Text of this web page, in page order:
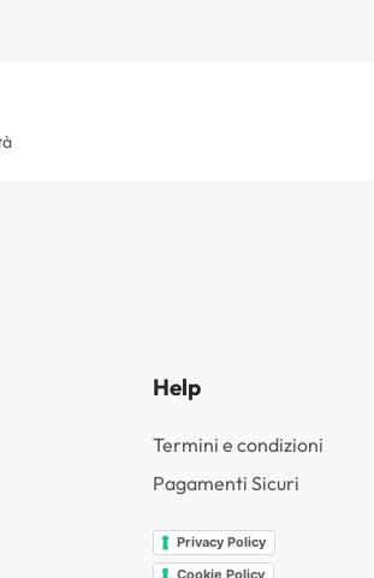
Help
Termini e condizioni
Pagamenti Sicuri
Privacy Policy
Cookie Policy